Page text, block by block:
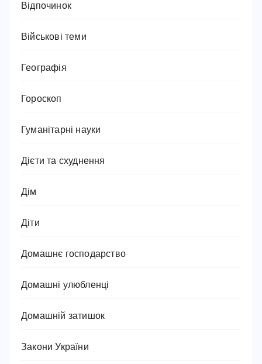
Відпочинок
Військові теми
Географія
Гороскоп
Гуманітарні науки
Дієти та схуднення
Дім
Діти
Домашнє господарство
Домашні улюбленці
Домашній затишок
Закони України